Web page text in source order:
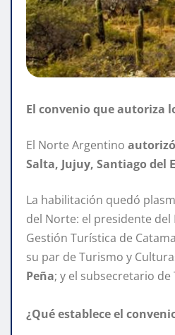
El convenio que autoriza
El Norte Argentino
Salta, Jujuy, Santiago del
La habilitación quedó
del Norte: el presidente del
Gestión Turística de
su par de Turismo y
Peña; y el subsecretario
¿Qué establece el